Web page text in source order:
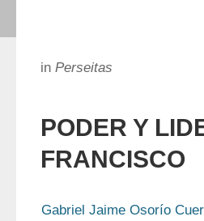
in Perseitas
PODER Y
FRANCISCO
Gabriel Jaime Osorío